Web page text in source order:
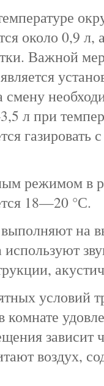
около 0,9 л,
Важной
смену
л при
режимом в
18—20 °С.
на
используют
условий
зависит
воздух,